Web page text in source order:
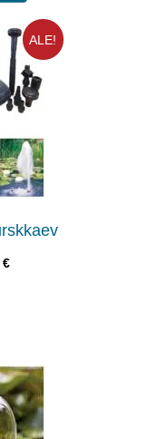
ALE!
€